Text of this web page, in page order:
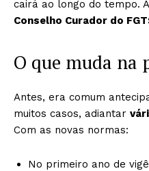
cairá ao longo do tempo.
Conselho Curador do
O que muda na
Antes, era comum
muitos casos, adiantar
Com as novas normas:
No primeiro ano de